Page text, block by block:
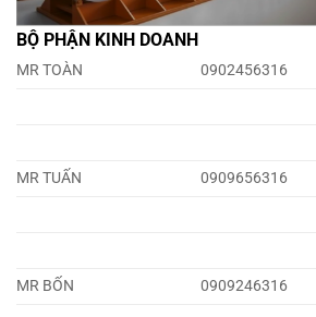
BỘ PHẬN KINH DOANH
MR TOÀN 0902456316
MR TUẤN
0909656316
MR BỐN
0909246316